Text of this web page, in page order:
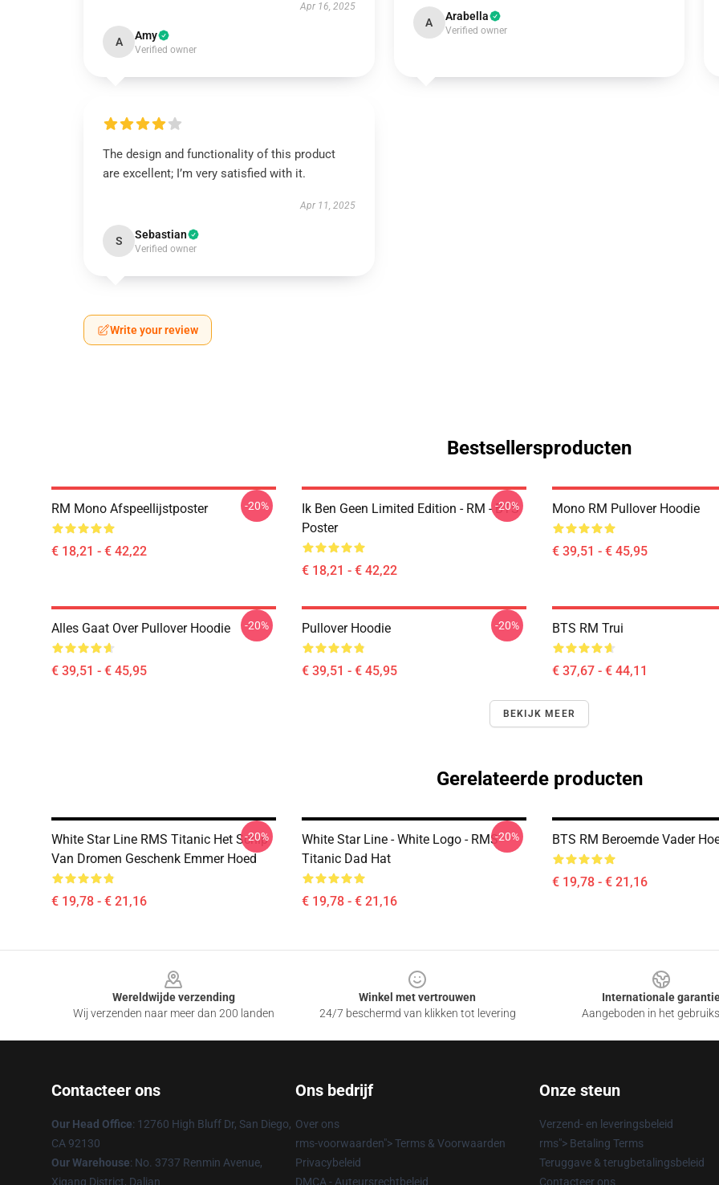
Apr 16, 2025
A Amy
Verified owner
A Arabella
Verified owner
The design and functionality of this product
are excellent; I’m very satisfied with it.
Apr 11, 2025
S Sebastian
Verified owner
Write your review
Bestsellersproducten
RM Mono Afspeellijstposter
€ 18,21 - € 42,22
-20%
Ik Ben Geen Limited Edition - RM - BTS
Poster
€ 18,21 - € 42,22
-20% Mono RM Pullover Hoodie
€ 39,51 - € 45,95
Alles Gaat Over Pullover Hoodie
€ 39,51 - € 45,95
-20% Pullover Hoodie
€ 39,51 - € 45,95
-20% BTS RM Trui
€ 37,67 - € 44,11
BEKIJK MEER
Gerelateerde producten
White Star Line RMS Titanic Het Schip
Van Dromen Geschenk Emmer Hoed
€ 19,78 - € 21,16
-20%
White Star Line - White Logo - RMS
Titanic Dad Hat
€ 19,78 - € 21,16
-20% BTS RM Beroemde Vader
€ 19,78 - € 21,16
Wereldwijde verzending
Wij verzenden naar meer dan 200 landen
Winkel met vertrouwen
24/7 beschermd van klikken tot levering
Internationale
Aangeboden in het
Contacteer ons
Our Head Office: 12760 High Bluff Dr, San Diego,
CA 92130
Our Warehouse: No. 3737 Renmin Avenue,
Xigang District, Dalian
Ons bedrijf
Over ons
rms-voorwaarden"> Terms & Voorwaarden
Privacybeleid
DMCA - Auteursrechtbeleid
Onze steun
Verzend- en leveringsbeleid
rms"> Betaling Terms
Teruggave & terugbetalingsbeleid
Contacteer ons